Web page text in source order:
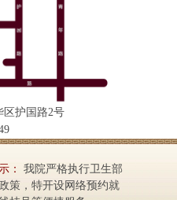
区护国路2号
：
我院严格执行卫生部
策，特开设网络预约就